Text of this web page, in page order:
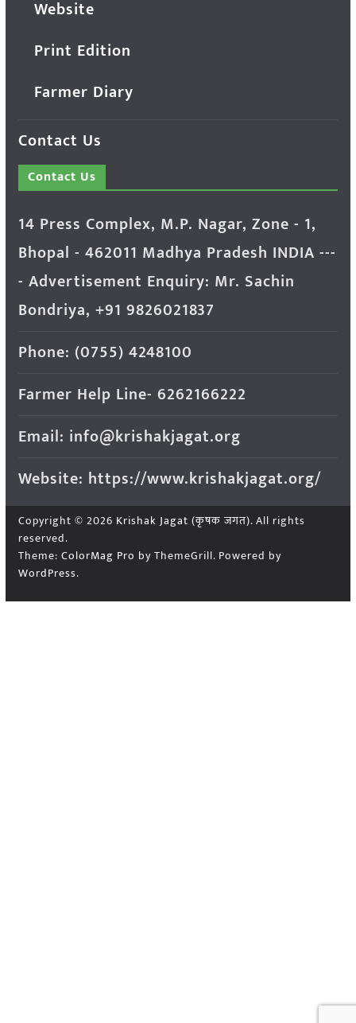
Website
Print Edition
Farmer Diary
Contact Us
Contact Us
14 Press Complex, M.P. Nagar, Zone - 1,
Bhopal - 462011 Madhya Pradesh INDIA ---
- Advertisement Enquiry: Mr. Sachin
Bondriya, +91 9826021837
Phone: (0755) 4248100
Farmer Help Line- 6262166222
Email: info@krishakjagat.org
Website: https://www.krishakjagat.org/
Copyright © 2026 Krishak Jagat (कृषक जगत). All rights
reserved.
Theme: ColorMag Pro by ThemeGrill. Powered by
WordPress.